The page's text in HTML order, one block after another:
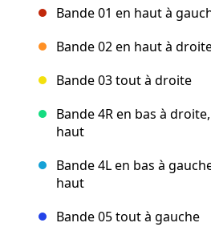
Bande 01 en haut à
Bande 02 en haut à
Bande 03 tout à droite
Bande 4R en bas à
haut
Bande 4L en bas à
haut
Bande 05 tout à gauche